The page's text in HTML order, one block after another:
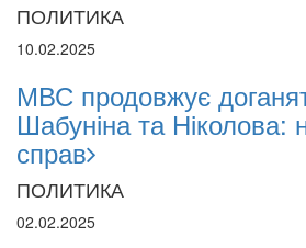
ПОЛИТИКА
10.02.2025
МВС продовжує
Шабуніна та Ніколова:
справ
ПОЛИТИКА
02.02.2025